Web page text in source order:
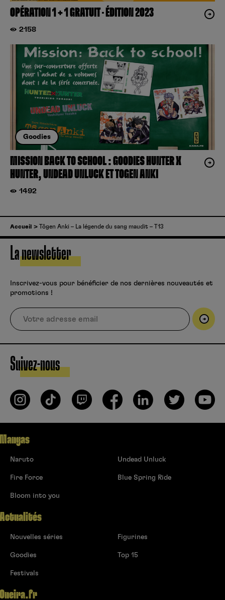
OPÉRATION 1 + 1 GRATUIT – ÉDITION 2023
2158
Goodies
MISSION BACK TO SCHOOL : GOODIES HUNTER X
HUNTER, UNDEAD UNLUCK ET TOGEN ANKI
1492
Accueil Tôgen Anki – La légende du sang maudit – T13
La newsletter
Inscrivez-vous pour bénéficier de nos dernières nouveautés et
promotions !
Suivez-nous
Mangas
Naruto
Fire Force
Bloom into you
Undead Unluck
Blue Spring Ride
Actualités
Nouvelles séries
Goodies
Festivals
Figurines
Top 15
Oneira.fr